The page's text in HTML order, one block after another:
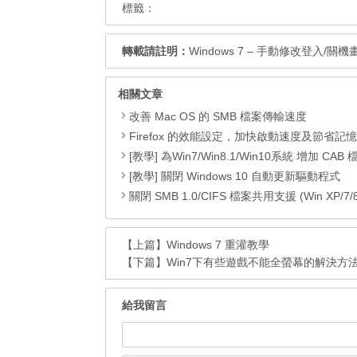
標籤：
轉載請註明： Windows 7 – 手動修改登入/關機
相關文章
改善 Mac OS 的 SMB 檔案傳輸速度
Firefox 的效能設定，加快啟動速度及節省記
[教學] 為Win7/Win8.1/Win10系統 增加 CAB 檔的右鍵安裝
[教學] 關閉 Windows 10 自動更新驅動程式
關閉 SMB 1.0/CIFS 檔案共用支援 (Win XP/7/8/
【上篇】 Windows 7 重灌教學
【下篇】 Win7下有些遊戲不能全螢幕的解決方
給我留言